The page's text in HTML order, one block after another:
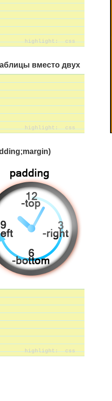
вместо двух